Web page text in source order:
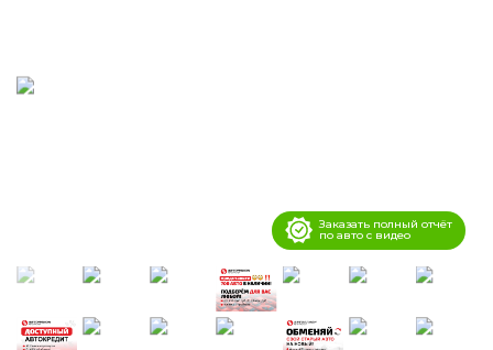
Заказать полный отчёт
по авто с видео